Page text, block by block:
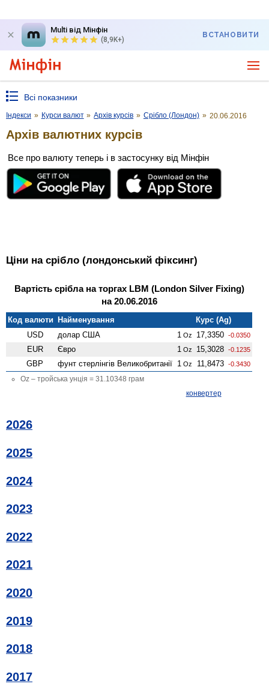
Multi від Мінфін
(8,9K+)
ВСТАНОВИТИ
Всі показники
Індекси » Курси валют » Архів курсів » Срібло (Лондон) » 20.06.2016
Архів валютних курсів
Все про валюту теперь і в застосунку від Мінфін
Ціни на срібло (лондонський фіксинг)
Вартість срібла на торгах LBM (London Silver Fixing)
на 20.06.2016
Код валюти Найменування
Курс (Ag)
USD
долар США 1 Oz 17,3350 -0.0350
EUR Євро 1 Oz 15,3028 -0.1235
GBP фунт стерлінгів Велико­британії 1 Oz 11,8473 -0.3430
Oz – тройська унція = 31.10348 грам
конвертер
2026
2025
2024
2023
2022
2021
2020
2019
2018
2017